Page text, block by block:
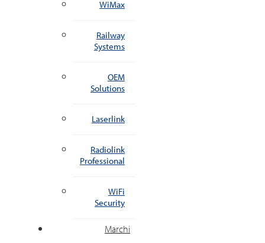
WiMax
Railway
Systems
OEM
Solutions
Laserlink
Radiolink
Professional
WiFi
Security
Marchi